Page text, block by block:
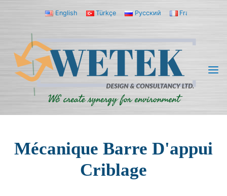
WETEK
English Türkçe Русский Français
MÉCANIQUE BARRE
D’APPUI CRIBLAGE
Domaines D’activité Fabrication Équipements
Filtrage
Mécanique Barre D’appui Criblage
Mécanique Barre D'appui
Criblage